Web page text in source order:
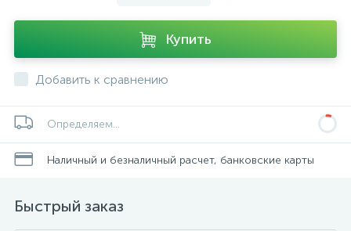
Купить
Добавить к сравнению
Определяем...
Наличный и безналичный расчет, банковские карты
Быстрый заказ